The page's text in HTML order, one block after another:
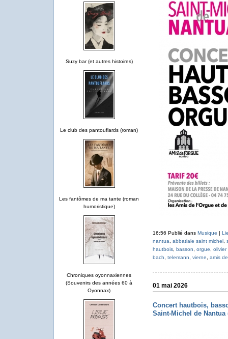
Suzy bar (et autres histoires)
Le club des pantouflards (roman)
Les fantômes de ma tante (roman
humoristique)
Chroniques oyonnaxiennes
(Souvenirs des années 60 à
Oyonnax)
16:56 Publié dans Musique |
nantua, abbatiale saint michel,
hautbois, basson, orgue, olivier
bach, telemann, vierne, amis
01 mai 2026
Concert hautbois,
Saint-Michel de Nantua